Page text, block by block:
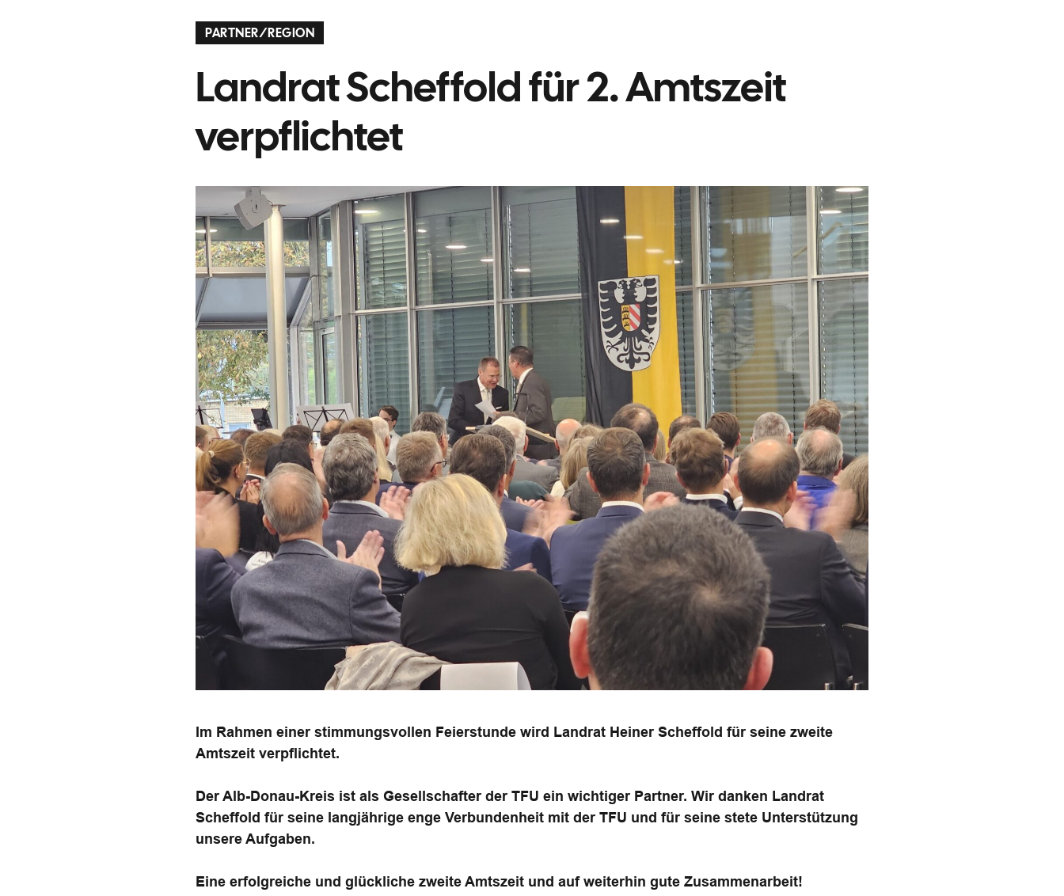
PARTNER/REGION
Landrat Scheffold für 2. Amtszeit
verpflichtet
Im Rahmen einer stimmungsvollen Feierstunde wird Landrat Heiner Scheffold für seine zweite
Amtszeit verpflichtet.
Der Alb-Donau-Kreis ist als Gesellschafter der TFU ein wichtiger Partner. Wir danken Landrat
Scheffold für seine langjährige enge Verbundenheit mit der TFU und für seine stete Unterstützung
unsere Aufgaben.
Eine erfolgreiche und glückliche zweite Amtszeit und auf weiterhin gute Zusammenarbeit!